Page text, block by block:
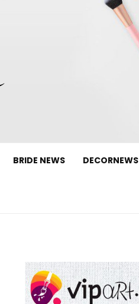
BRIDE NEWS DECORNEWS